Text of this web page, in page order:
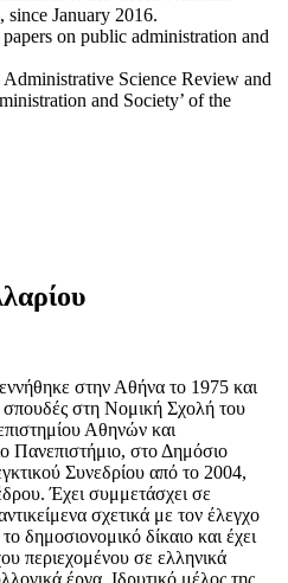
January 2016.
on public administration and
Science Review and
and Society’ of the
στην Αθήνα το 1975 και
σπουδές στη Νομική Σχολή του
Αθηνών και
Πανεπιστήμιο, στο Δημόσιο
Συνεδρίου από το 2004,
Έχει συμμετάσχει σε
σχετικά με τον έλεγχο
δημοσιονομικό δίκαιο και έχει
περιεχομένου σε ελληνικά